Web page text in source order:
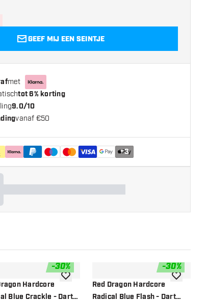
GEEF MIJ EEN SEINTJE
met
tot 6% korting
9.0/10
vanaf €50
+3
verlanglijst
-30%
Hardcore
Blue Crackle - Dart
toevoegen aan verlanglijst
-30%
Red Dragon Hardcore
Radical Blue Flash - Dart